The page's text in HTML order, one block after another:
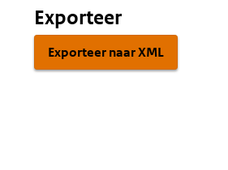
Exporteer
Exporteer naar XML